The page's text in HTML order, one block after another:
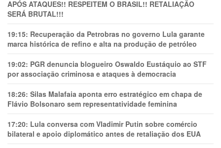
APÓS ATAQUES!! RESPEITEM O BRASIL!! RETALIAÇÃO
SERÁ BRUTAL!!!
19:15: Recuperação da Petrobras no governo Lula garante
marca histórica de refino e alta na produção de petróleo
19:02: PGR denuncia blogueiro Oswaldo Eustáquio ao STF
por associação criminosa e ataques à democracia
18:26: Silas Malafaia aponta erro estratégico em chapa de
Flávio Bolsonaro sem representatividade feminina
17:20: Lula conversa com Vladimir Putin sobre comércio
bilateral e apoio diplomático antes de retaliação dos EUA